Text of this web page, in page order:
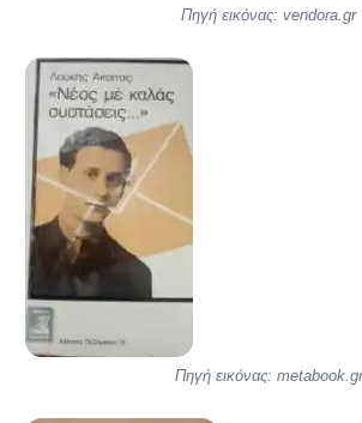
Πηγή εικόνας: vendora.gr
Πηγή εικόνας: metabook.gr